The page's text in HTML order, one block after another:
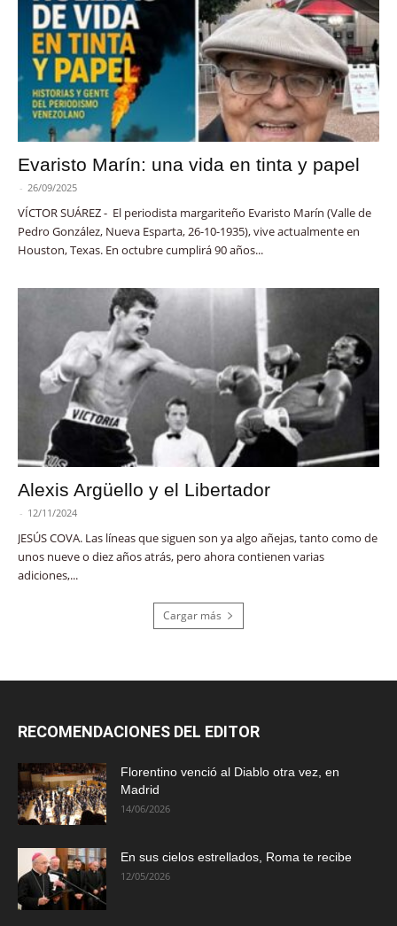
Evaristo Marín: una vida en tinta y papel
- 26/09/2025
VÍCTOR SUÁREZ - El periodista margariteño Evaristo Marín (Valle de
Pedro González, Nueva Esparta, 26-10-1935), vive actualmente en
Houston, Texas. En octubre cumplirá 90 años...
Alexis Argüello y el Libertador
- 12/11/2024
JESÚS COVA. Las líneas que siguen son ya algo añejas, tanto como de
unos nueve o diez años atrás, pero ahora contienen varias
adiciones,...
Cargar más
RECOMENDACIONES DEL EDITOR
Florentino venció al Diablo otra vez, en
Madrid
14/06/2026
En sus cielos estrellados, Roma te recibe
12/05/2026